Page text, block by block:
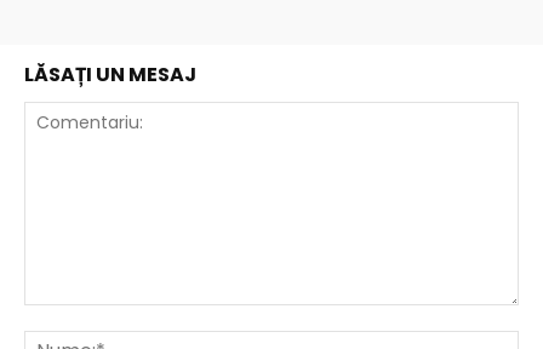
LĂSAȚI UN MESAJ